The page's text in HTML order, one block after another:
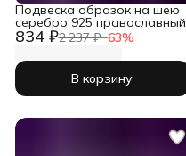
834 ₽2 237 ₽−63%
Подвеска образок на шею
серебро 925 православный
В корзину